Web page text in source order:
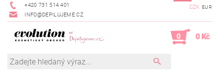
+420 731 514 401
INFO@DEPILUJEME.CZ
CZK EUR
0 0 Kč